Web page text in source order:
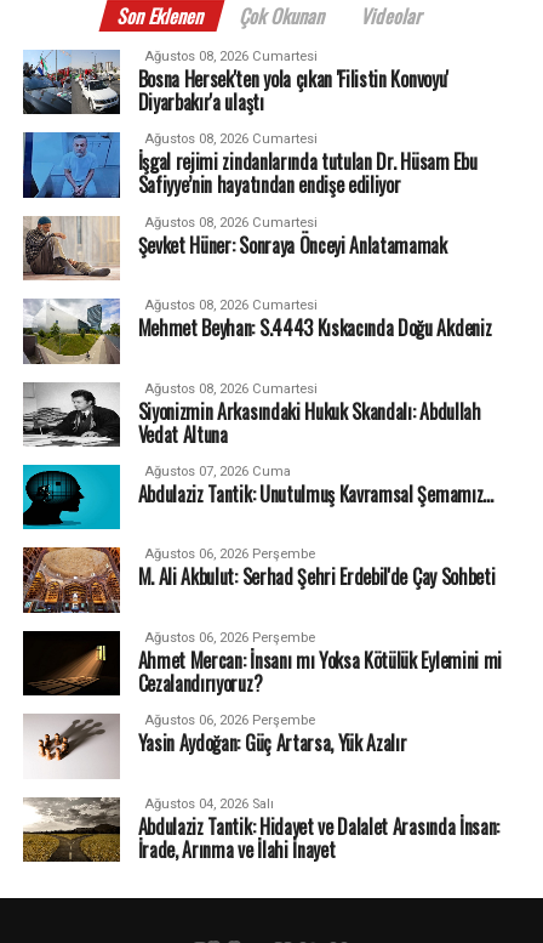
Son Eklenen Çok Okunan Videolar
Ağustos 08, 2026 Cumartesi
Bosna Hersek'ten yola çıkan 'Filistin Konvoyu'
Diyarbakır'a ulaştı
Ağustos 08, 2026 Cumartesi
İşgal rejimi zindanlarında tutulan Dr. Hüsam Ebu
Safiyye’nin hayatından endişe ediliyor
Ağustos 08, 2026 Cumartesi
Şevket Hüner: Sonraya Önceyi Anlatamamak
Ağustos 08, 2026 Cumartesi
Mehmet Beyhan: S.4443 Kıskacında Doğu Akdeniz
Ağustos 08, 2026 Cumartesi
Siyonizmin Arkasındaki Hukuk Skandalı: Abdullah
Vedat Altuna
Ağustos 07, 2026 Cuma
Abdulaziz Tantik: Unutulmuş Kavramsal Şemamız…
Ağustos 06, 2026 Perşembe
M. Ali Akbulut: Serhad Şehri Erdebil'de Çay Sohbeti
Ağustos 06, 2026 Perşembe
Ahmet Mercan: İnsanı mı Yoksa Kötülük Eylemini mi
Cezalandırıyoruz?
Ağustos 06, 2026 Perşembe
Yasin Aydoğan: Güç Artarsa, Yük Azalır
Ağustos 04, 2026 Salı
Abdulaziz Tantik: Hidayet ve Dalalet Arasında İnsan:
İrade, Arınma ve İlahi İnayet